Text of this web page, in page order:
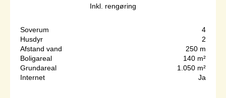
Inkl. rengøring
Soverum
4
Husdyr
2
Afstand vand
250 m
Boligareal
140 m²
Grundareal
1.050 m²
Internet
Ja